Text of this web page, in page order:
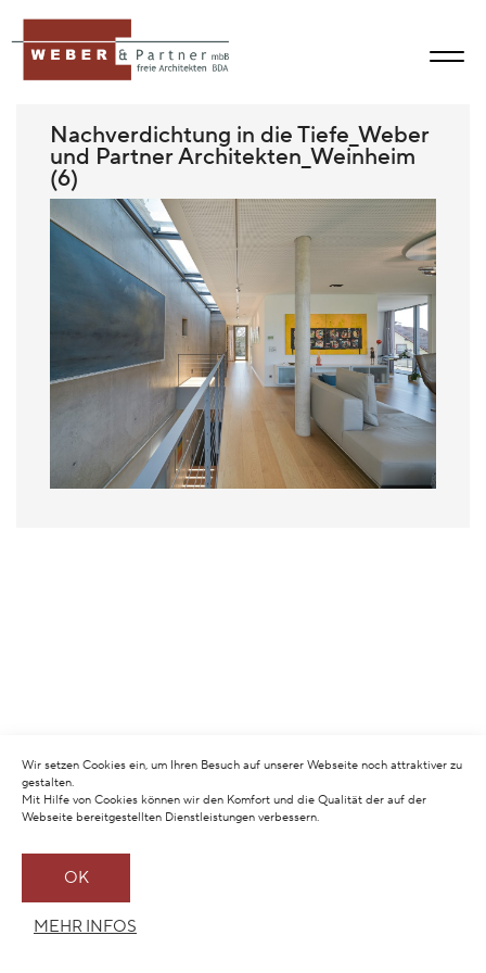
Wir setzen Cookies ein, um Ihren Besuch auf unserer Webseite noch attraktiver zu
gestalten.
Mit Hilfe von Cookies können wir den Komfort und die Qualität der auf der
Webseite bereitgestellten Dienstleistungen verbessern.
OK
MEHR INFOS
Nachverdichtung in die Tiefe_Weber
und Partner Architekten_Weinheim
(6)